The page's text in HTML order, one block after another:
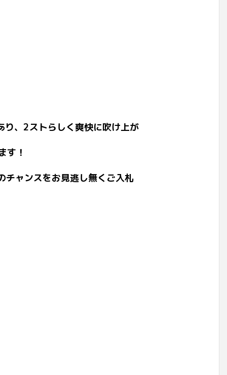
、2ストらしく爽快に吹け上が
す！
ャンスをお見逃し無くご入札